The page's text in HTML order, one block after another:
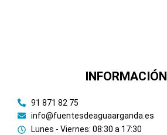
INFORMACIÓN
91 871 82 75
info@fuentesdeaguaarganda.es
Lunes - Viernes: 08:30 a 17:30